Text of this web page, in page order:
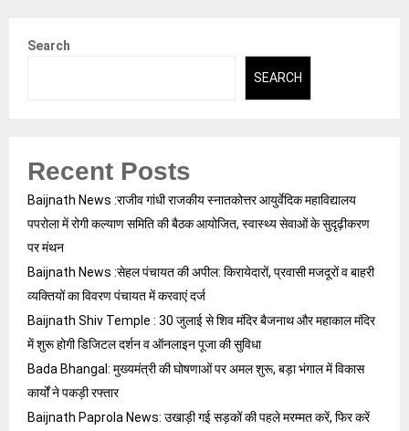
Search
SEARCH
Recent Posts
Baijnath News :राजीव गांधी राजकीय स्नातकोत्तर आयुर्वेदिक महाविद्यालय
पपरोला में रोगी कल्याण समिति की बैठक आयोजित, स्वास्थ्य सेवाओं के सुदृढ़ीकरण
पर मंथन
Baijnath News :सेहल पंचायत की अपील: किरायेदारों, प्रवासी मजदूरों व बाहरी
व्यक्तियों का विवरण पंचायत में करवाएं दर्ज
Baijnath Shiv Temple : 30 जुलाई से शिव मंदिर बैजनाथ और महाकाल मंदिर
में शुरू होगी डिजिटल दर्शन व ऑनलाइन पूजा की सुविधा
Bada Bhangal: मुख्यमंत्री की घोषणाओं पर अमल शुरू, बड़ा भंगाल में विकास
कार्यों ने पकड़ी रफ्तार
Baijnath Paprola News: उखाड़ी गई सड़कों की पहले मरम्मत करें, फिर करें